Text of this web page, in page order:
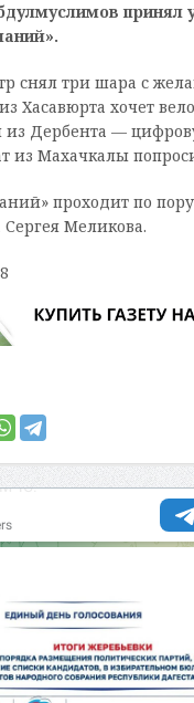
принял
снял три шара с
Хасавюрта хочет
из Дербента —
из Махачкалы
проходит по
Меликова.